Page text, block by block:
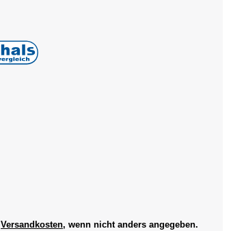
Versandkosten, wenn nicht anders angegeben.